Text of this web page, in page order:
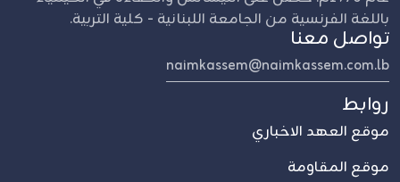
باللغة الفرنسية من الجامعة اللبنانية - كلية التربية.
تواصل معنا
naimkassem@naimkassem.com.lb
روابط
موقع العهد الاخباري
موقع المقاومة